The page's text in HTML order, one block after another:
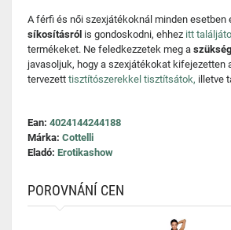
A férfi és női szexjátékoknál minden esetben
síkosításról is gondoskodni, ehhez itt
termékeket. Ne feledkezzetek meg a
javasoljuk, hogy a szexjátékokat kifejezetten
tervezett tisztítószerekkel tisztítsátok, illetve
Ean: 4024144244188
Márka: Cottelli
Eladó: Erotikashow
POROVNÁNÍ CEN